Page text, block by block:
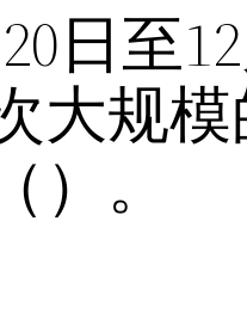
20日至
大规
。